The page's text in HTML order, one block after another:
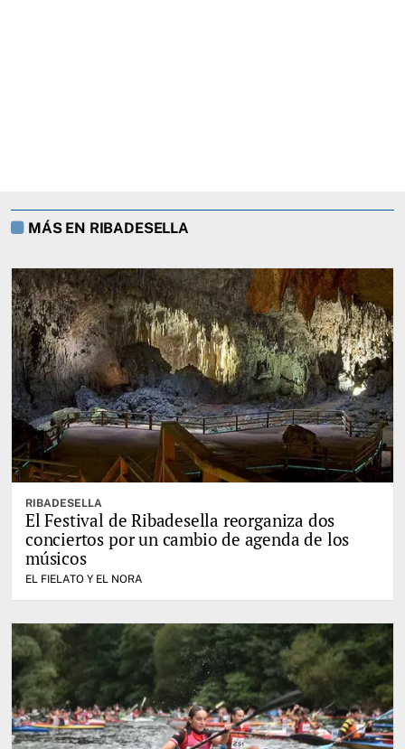
MÁS EN RIBADESELLA
RIBADESELLA
El Festival de Ribadesella reorganiza dos
conciertos por un cambio de agenda de los
músicos
EL FIELATO Y EL NORA